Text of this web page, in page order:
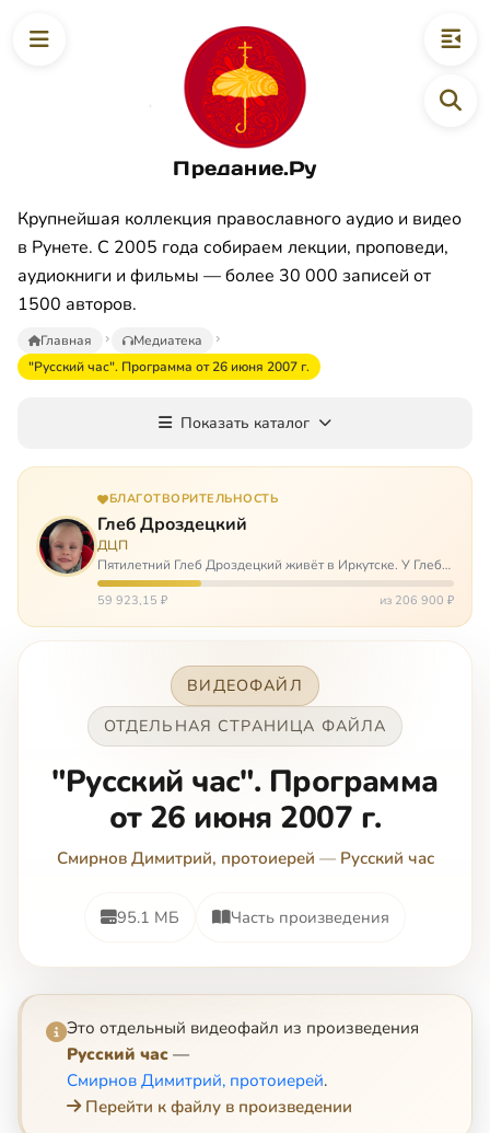
Предание.Ру
Крупнейшая коллекция православного аудио и видео
в Рунете. С 2005 года собираем лекции, проповеди,
аудиокниги и фильмы — более 30 000 записей от
1500 авторов.
Главная
Медиатека
"Русский час". Программа от 26 июня 2007 г.
Показать каталог
БЛАГОТВОРИТЕЛЬНОСТЬ
Глеб Дроздецкий
ДЦП
Пятилетний Глеб Дроздецкий живёт в Иркутске. У Глеба
ДЦП из-за перенесённого в младенчестве менингита,
но его положение осложняется эпилепсией, с которой
59 923,15 ₽ из 206 900 ₽
ВИДЕОФАЙЛ
ОТДЕЛЬНАЯ СТРАНИЦА ФАЙЛА
"Русский час". Программа
от 26 июня 2007 г.
Смирнов Димитрий, протоиерей — Русский час
95.1 МБ Часть произведения
Это отдельный видеофайл из произведения
Русский час —
Смирнов Димитрий, протоиерей.
Перейти к файлу в произведении